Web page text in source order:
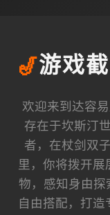
🎷游戏
欢迎来到达容
存在于坎斯汀
者，在杖剑双
里，你将拨开展
物，感知身由探
自由搭配，打